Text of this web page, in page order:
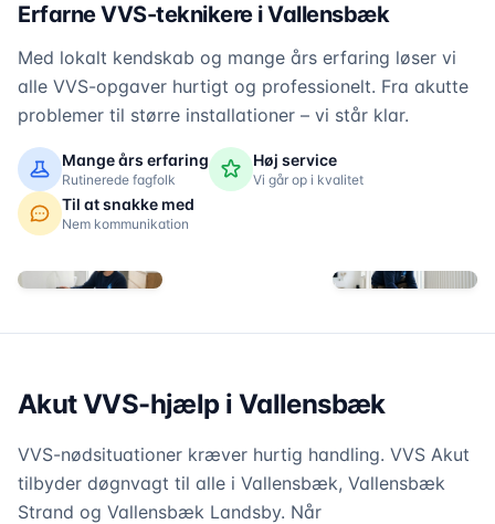
Erfarne VVS-teknikere iVallensbæk
Med lokalt kendskab og mange års erfaring løser vi
alle VVS-opgaver hurtigt og professionelt. Fra akutte
problemer til større installationer – vi står klar.
Mange års erfaring
Rutinerede fagfolk
Høj service
Vi går op i kvalitet
Til at snakke med
Nem kommunikation
Akut VVS-hjælp i Vallensbæk
VVS-nødsituationer kræver hurtig handling. VVS Akut
tilbyder døgnvagt til alle i Vallensbæk, Vallensbæk
Strand og Vallensbæk Landsby. Når